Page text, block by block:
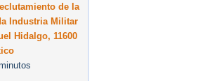
de la
Industria Militar
Hidalgo, 11600